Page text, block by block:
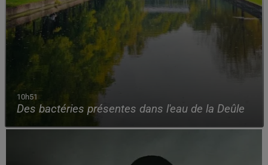
10h51
Des bactéries présentes dans l'eau de la Deûle